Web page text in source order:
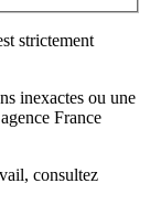
strictement
inexactes ou une
France
, consultez